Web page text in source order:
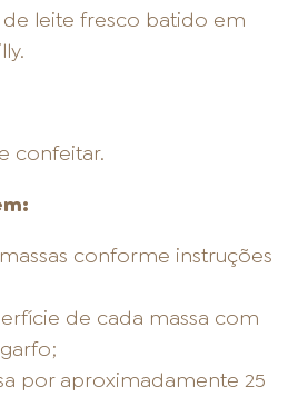
leite fresco batido em
confeitar.
conforme instruções
de cada massa com
por aproximadamente 25